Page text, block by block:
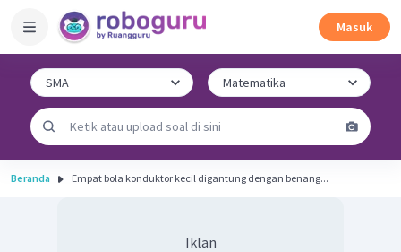
Masuk
Beranda Empat bola konduktor kecil digantung dengan benang...
Iklan